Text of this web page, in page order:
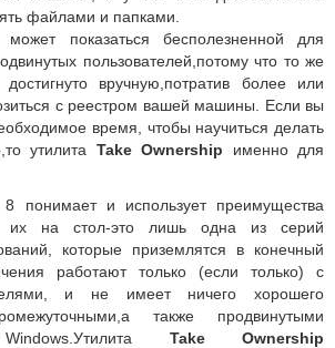
файлами и папками.
показаться бесполезненной для
пользователей,потому что то же
вручную,потратив более или
с реестром вашей машины. Если вы
время, чтобы научиться делать
утилита Take Ownership именно для
понимает и использует преимущества
их на стол-это лишь одна из серий
которые приземлятся в конечный
работают только (если только) с
и не имеет ничего хорошего
также продвинутыми
Take Ownership